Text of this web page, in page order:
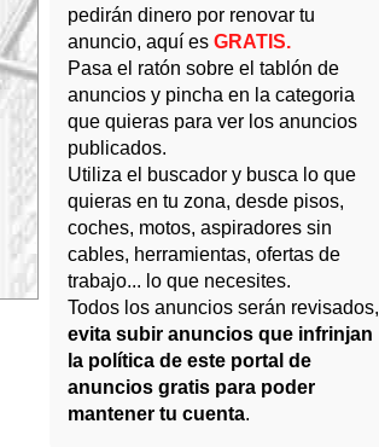
pedirán dinero por renovar tu
anuncio, aquí es GRATIS.
Pasa el ratón sobre el tablón de
anuncios y pincha en la categoria
que quieras para ver los anuncios
publicados.
Utiliza el buscador y busca lo que
quieras en tu zona, desde pisos,
coches, motos,aspiradores sin
cables, herramientas, ofertas de
trabajo... lo que necesites.
Todos los anuncios serán revisados,
evita subir anuncios que infrinjan
la política de este portal de
anuncios gratis para poder
mantener tu cuenta.